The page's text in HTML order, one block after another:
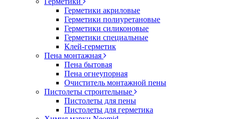
Герметики акриловые
Герметики полиуретановые
Герметики силиконовые
Герметики специальные
Клей-герметик
Пена монтажная
Пена бытовая
Пена огнеупорная
Очиститель монтажной пены
Пистолеты строительные
Пистолеты для пены
Пистолеты для герметика